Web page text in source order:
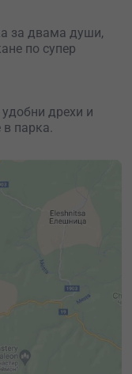
за двама души,
по супер
дрехи и
в парка.